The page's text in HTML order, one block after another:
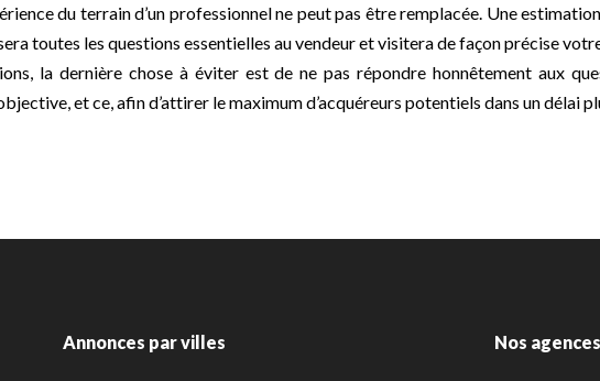
du terrain d’un professionnel ne peut pas être remplacée. Une
toutes les questions essentielles au vendeur et visitera de façon précise
la dernière chose à éviter est de ne pas répondre honnêtement aux
et ce, afin d’attirer le maximum d’acquéreurs potentiels dans un délai
Annonces par villes Nos agences